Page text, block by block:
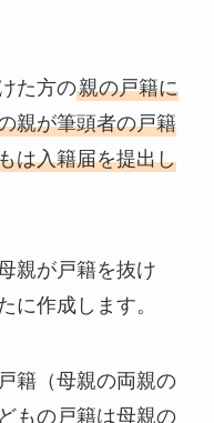
た方の親の戸籍に
親が筆頭者の戸籍
は入籍届を提出し
親が戸籍を抜け
に作成します。
籍（母親の両親の
もの戸籍は母親の